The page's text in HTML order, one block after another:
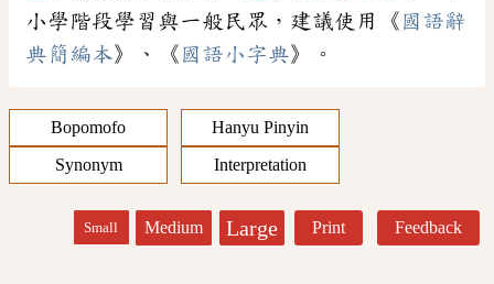
小學階段學習與一般民眾，建議使用《 國語辭
典簡編本》、《 國語小字典》。
Bopomofo
Hanyu Pinyin
Synonym
Interpretation
Small Medium Large Print Feedback